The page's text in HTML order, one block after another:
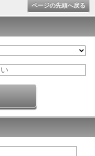
ページの先頭へ戻る